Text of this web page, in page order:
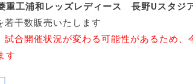
重工浦和レッズレディース 長野Uスタジ
干数販売いたします
合開催状況が変わる可能性があるため、
す